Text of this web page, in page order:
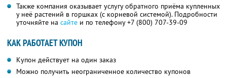
Также компания оказывает услугу обратного приёма купленных
у неё растений в горшках (с корневой системой). Подробности
уточняйте на сайте и по телефону+7 (800) 707-39-09
КАК РАБОТАЕТ КУПОН
Купон действует на один заказ
Можно получить неограниченное количество купонов